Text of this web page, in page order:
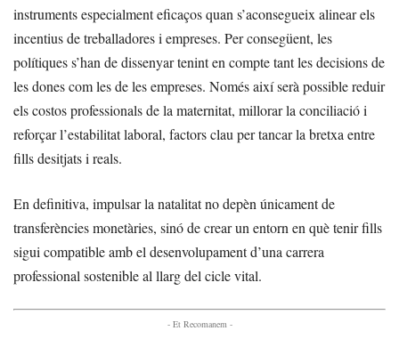
instruments especialment eficaços quan s’aconsegueix alinear els
incentius de treballadores i empreses. Per consegüent, les
polítiques s’han de dissenyar tenint en compte tant les decisions de
les dones com les de les empreses. Només així serà possible reduir
els costos professionals de la maternitat, millorar la conciliació i
reforçar l’estabilitat laboral, factors clau per tancar la bretxa entre
fills desitjats i reals.
En definitiva, impulsar la natalitat no depèn únicament de
transferències monetàries, sinó de crear un entorn en què tenir fills
sigui compatible amb el desenvolupament d’una carrera
professional sostenible al llarg del cicle vital.
- Et Recomanem -